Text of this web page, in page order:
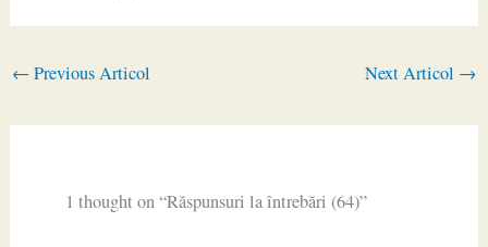
← Previous Articol Next Articol →
1 thought on “Răspunsuri la întrebări (64)”